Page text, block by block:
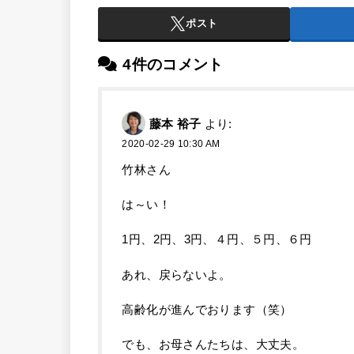
ポスト
4件のコメント
藤本 裕子 より:
2020-02-29 10:30 AM
竹林さん
は～い！
1円、2円、3円、４円、５円、６円
あれ、戻らないよ。
高齢化が進んでおります（笑）
でも、お母さんたちは、大丈夫。